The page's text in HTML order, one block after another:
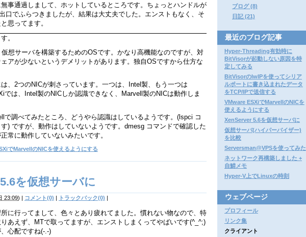
事通過しまして、ホットしているところです。ちょっとハンドルが
口でふらつきましたが、結果は大丈夫でした。エンストもなく、そ
思ってます。
。
想サーバを構築するためのOSです。かなり高機能なのですが、対
アが少ないというデメリットがあります。独自OSですから仕方な
、2つのNICが刺さっています。一つは、Intel製、もう一つは
では、Intel製のNICしか認識できなく、Marvell製のNICは動作しま
で調べてみたところ、どうやら認識はしているようです。(lspci コ
) ですが、動作はしていないようです。dmesg コマンドで確認した
常に動作していないみたいです。
でMarvellのNICを使えるようにする
を仮想サーバに
23:09) | コメント(0) | トラックバック(0) |
に行ってまして、色々とあり疲れてました。慣れない物なので、特
あえず、MTで取ってますが、エンストしまくってやばいです(^_^;)
心配ですね(-.-)
ブログ (8)
日記 (21)
最近のブログ記事
Hyper-Threading有効時に
BitVisorが起動しない原因を特
定してみる
BitVisorのlwIPを使ってシリア
ルポートに書き込まれたデータ
をTCP/IPで送信する
VMware ESXiでMarvellのNICを
使えるようにする
XenServer 5.6を仮想サーバに
仮想サーバ(ハイパーバイザー)
を比較
Serversman@VPSを使ってみた
ネットワーク再構築しました +
自鯖メモ
Hyper-V上でLinuxの時刻
ウェブページ
プロフィール
リンク集
クライアント